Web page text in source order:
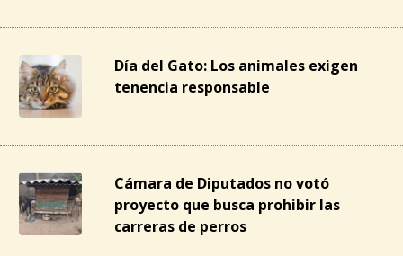
Día del Gato: Los animales exigen
tenencia responsable
Cámara de Diputados no votó
proyecto que busca prohibir las
carreras de perros